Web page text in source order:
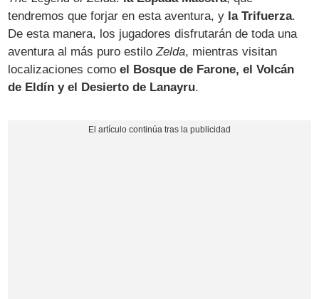
tendremos que forjar en esta aventura, y la Trifuerza.
De esta manera, los jugadores disfrutarán de toda una
aventura al más puro estiloZelda, mientras visitan
localizaciones comoel Bosque de Farone, el Volcán
de Eldín y el Desierto de Lanayru.